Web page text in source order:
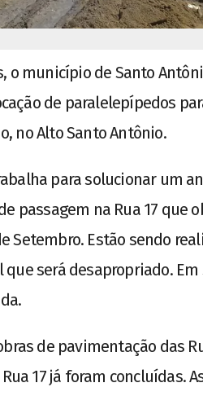
o município de Santo
de paralelepípedos
no Alto Santo Antônio.
para solucionar um
passagem na Rua 17 que
Setembro. Estão sendo
será desapropriado.
de pavimentação das
17 já foram concluídas.